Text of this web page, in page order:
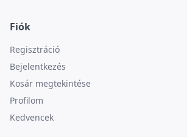
Fiók
Regisztráció
Bejelentkezés
Kosár megtekintése
Profilom
Kedvencek